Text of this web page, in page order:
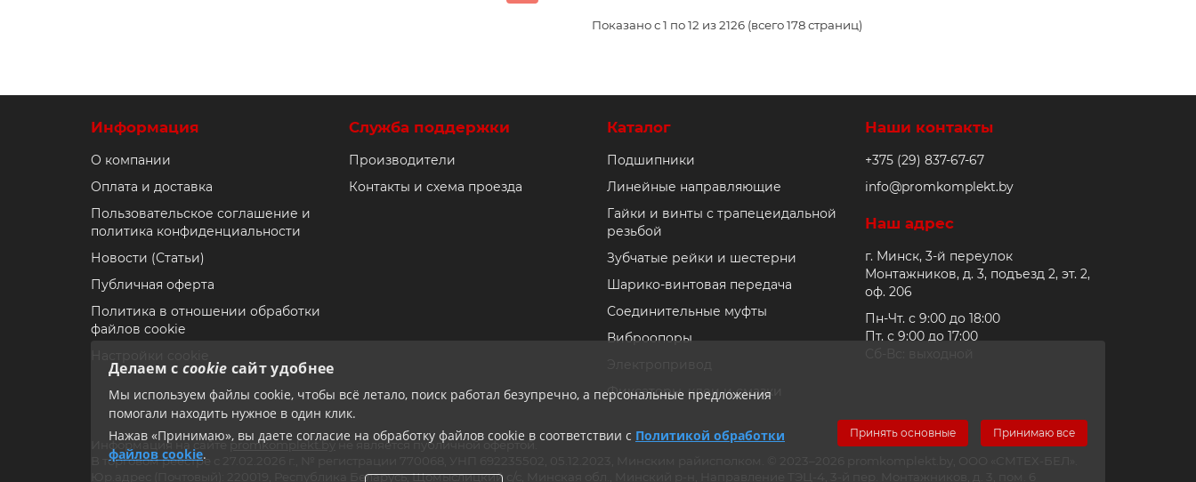
Показано с 1 по 12 из 2126 (всего 178 страниц)
Делаем с cookie сайт удобнее
Мы используем файлы cookie, чтобы всё летало, поиск работал безупречно, а персональные предложения
помогали находить нужное в один клик.
Нажав «Принимаю», вы даете согласие на обработку файлов cookie в соответствии с Политикой обработки
файлов cookie.
Принять основные Принимаю все
Информация
О компании
Оплата и доставка
Пользовательское соглашение и
политика конфиденциальности
Новости (Статьи)
Публичная оферта
Политика в отношении обработки
файлов cookie
Служба поддержки
Производители
Контакты и схема проезда
Каталог
Подшипники
Линейные направляющие
Гайки и винты с трапецеидальной
резьбой
Зубчатые рейки и шестерни
Шарико-винтовая передача
Соединительные муфты
Виброопоры
Фиксаторы, клеи и смазки
Наши контакты
+375 (29) 837-67-67
info@promkomplekt.by
Наш адрес
г. Минск, 3-й переулок
Монтажников, д. 3, подъезд 2, эт. 2,
оф. 206
Пн-Чт. с 9:00 до 18:00
Пт. с 9:00 до 17:00
Информация на сайте promkomplekt.byне является публичной офертой.
В торговом реестре с 27.02.2026 г., № регистрации 770068, УНП 692235502, 05.12.2023, Минским райисполком. © 2023–2026 promkomplekt.by, ООО «СМТЕХ-БЕЛ».
Юр.адрес (Почтовый): 220019, Республика Беларусь, Щомыслицкий с/с, Минская обл., Минский р-н, Направление ТЭЦ-4, 3-й пер. Монтажников, д. 3, пом. 6